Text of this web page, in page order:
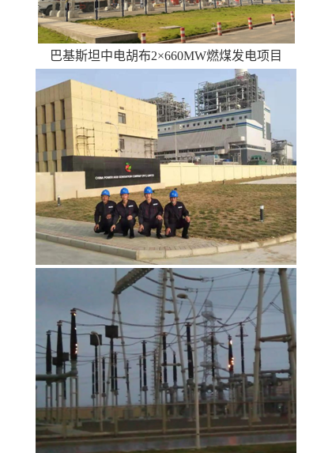
巴基斯坦中电胡布2×660MW燃煤发电项目